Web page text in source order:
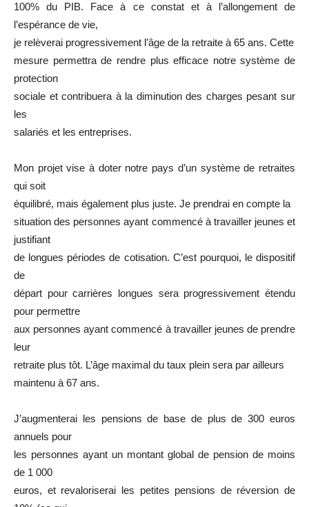
100% du PIB. Face à ce constat et à l’allongement de
l’espérance de vie,
je relèverai progressivement l’âge de la retraite à 65 ans. Cette
mesure permettra de rendre plus efficace notre système de
protection
sociale et contribuera à la diminution des charges pesant sur
les
salariés et les entreprises.
Mon projet vise à doter notre pays d’un système de retraites
qui soit
équilibré, mais également plus juste. Je prendrai en compte la
situation des personnes ayant commencé à travailler jeunes et
justifiant
de longues périodes de cotisation. C’est pourquoi, le dispositif
de
départ pour carrières longues sera progressivement étendu
pour permettre
aux personnes ayant commencé à travailler jeunes de prendre
leur
retraite plus tôt. L’âge maximal du taux plein sera par ailleurs
maintenu à 67 ans.
J’augmenterai les pensions de base de plus de 300 euros
annuels pour
les personnes ayant un montant global de pension de moins
de 1 000
euros, et revaloriserai les petites pensions de réversion de